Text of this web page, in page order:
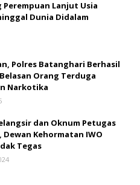
Perempuan Lanjut Usia
Dunia Didalam
Polres Batanghari Berhasil
Orang Terduga
Narkotika
dan Oknum Petugas
Dewan Kehormatan IWO
Tegas